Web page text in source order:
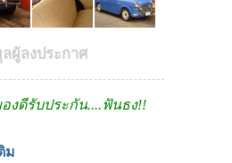
ผู้ลงประกาศ
งดีรับประกัน....ฟันธง!!
ม